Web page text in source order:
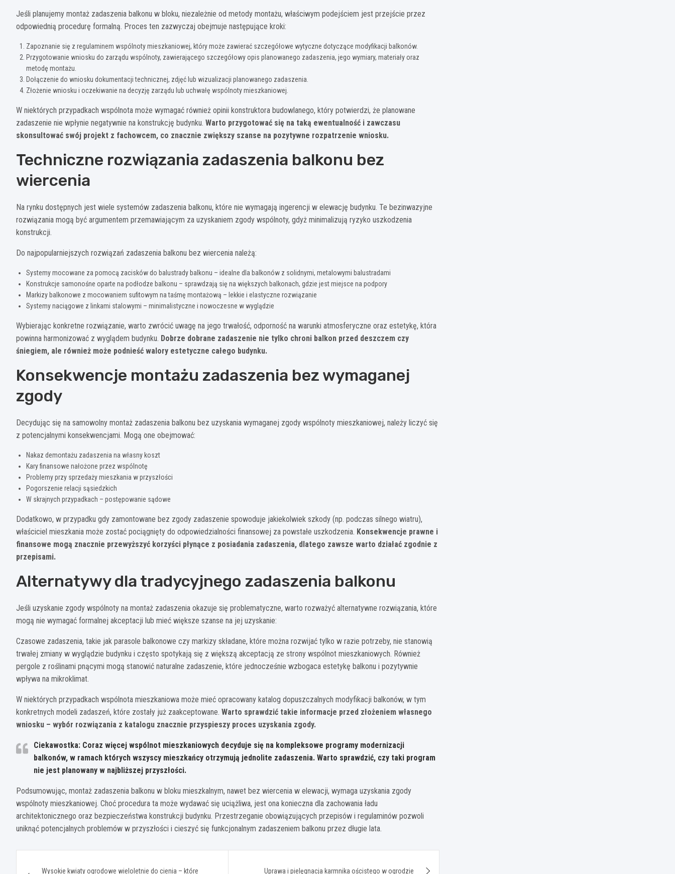
Jeśli planujemy montaż zadaszenia balkonu w bloku, niezależnie od metody montażu, właściwym podejściem jest przejście przez
odpowiednią procedurę formalną. Proces ten zazwyczaj obejmuje następujące kroki:
Zapoznanie się z regulaminem wspólnoty mieszkaniowej, który może zawierać szczegółowe wytyczne dotyczące modyfikacji balkonów.
Przygotowanie wniosku do zarządu wspólnoty, zawierającego szczegółowy opis planowanego zadaszenia, jego wymiary, materiały oraz
metodę montażu.
Dołączenie do wniosku dokumentacji technicznej, zdjęć lub wizualizacji planowanego zadaszenia.
Złożenie wniosku i oczekiwanie na decyzję zarządu lub uchwałę wspólnoty mieszkaniowej.
W niektórych przypadkach wspólnota może wymagać również opinii konstruktora budowlanego, który potwierdzi, że planowane
zadaszenie nie wpłynie negatywnie na konstrukcję budynku. Warto przygotować się na taką ewentualność i zawczasu
skonsultować swój projekt z fachowcem, co znacznie zwiększy szanse na pozytywne rozpatrzenie wniosku.
Techniczne rozwiązania zadaszenia balkonu bez
wiercenia
Na rynku dostępnych jest wiele systemów zadaszenia balkonu, które nie wymagają ingerencji w elewację budynku. Te bezinwazyjne
rozwiązania mogą być argumentem przemawiającym za uzyskaniem zgody wspólnoty, gdyż minimalizują ryzyko uszkodzenia
konstrukcji.
Do najpopularniejszych rozwiązań zadaszenia balkonu bez wiercenia należą:
Systemy mocowane za pomocą zacisków do balustrady balkonu – idealne dla balkonów z solidnymi, metalowymi balustradami
Konstrukcje samonośne oparte na podłodze balkonu – sprawdzają się na większych balkonach, gdzie jest miejsce na podpory
Markizy balkonowe z mocowaniem sufitowym na taśmę montażową – lekkie i elastyczne rozwiązanie
Systemy naciągowe z linkami stalowymi – minimalistyczne i nowoczesne w wyglądzie
Wybierając konkretne rozwiązanie, warto zwrócić uwagę na jego trwałość, odporność na warunki atmosferyczne oraz estetykę, która
powinna harmonizować z wyglądem budynku. Dobrze dobrane zadaszenie nie tylko chroni balkon przed deszczem czy
śniegiem, ale również może podnieść walory estetyczne całego budynku.
Konsekwencje montażu zadaszenia bez wymaganej
zgody
Decydując się na samowolny montaż zadaszenia balkonu bez uzyskania wymaganej zgody wspólnoty mieszkaniowej, należy liczyć się
z potencjalnymi konsekwencjami. Mogą one obejmować:
Nakaz demontażu zadaszenia na własny koszt
Kary finansowe nałożone przez wspólnotę
Problemy przy sprzedaży mieszkania w przyszłości
Pogorszenie relacji sąsiedzkich
W skrajnych przypadkach – postępowanie sądowe
Dodatkowo, w przypadku gdy zamontowane bez zgody zadaszenie spowoduje jakiekolwiek szkody (np. podczas silnego wiatru),
właściciel mieszkania może zostać pociągnięty do odpowiedzialności finansowej za powstałe uszkodzenia. Konsekwencje prawne i
finansowe mogą znacznie przewyższyć korzyści płynące z posiadania zadaszenia, dlatego zawsze warto działać zgodnie z
przepisami.
Alternatywy dla tradycyjnego zadaszenia balkonu
Jeśli uzyskanie zgody wspólnoty na montaż zadaszenia okazuje się problematyczne, warto rozważyć alternatywne rozwiązania, które
mogą nie wymagać formalnej akceptacji lub mieć większe szanse na jej uzyskanie:
Czasowe zadaszenia, takie jak parasole balkonowe czy markizy składane, które można rozwijać tylko w razie potrzeby, nie stanowią
trwałej zmiany w wyglądzie budynku i często spotykają się z większą akceptacją ze strony wspólnot mieszkaniowych. Również
pergole z roślinami pnącymi mogą stanowić naturalne zadaszenie, które jednocześnie wzbogaca estetykę balkonu i pozytywnie
wpływa na mikroklimat.
W niektórych przypadkach wspólnota mieszkaniowa może mieć opracowany katalog dopuszczalnych modyfikacji balkonów, w tym
konkretnych modeli zadaszeń, które zostały już zaakceptowane. Warto sprawdzić takie informacje przed złożeniem własnego
wniosku – wybór rozwiązania z katalogu znacznie przyspieszy proces uzyskania zgody.
Ciekawostka: Coraz więcej wspólnot mieszkaniowych decyduje się na kompleksowe programy modernizacji
balkonów, w ramach których wszyscy mieszkańcy otrzymują jednolite zadaszenia. Warto sprawdzić, czy taki program
nie jest planowany w najbliższej przyszłości.
Podsumowując, montaż zadaszenia balkonu w bloku mieszkalnym, nawet bez wiercenia w elewacji, wymaga uzyskania zgody
wspólnoty mieszkaniowej. Choć procedura ta może wydawać się uciążliwa, jest ona konieczna dla zachowania ładu
architektonicznego oraz bezpieczeństwa konstrukcji budynku. Przestrzeganie obowiązujących przepisów i regulaminów pozwoli
uniknąć potencjalnych problemów w przyszłości i cieszyć się funkcjonalnym zadaszeniem balkonu przez długie lata.
Wysokie kwiaty ogrodowe wieloletnie do cienia – które Uprawa i pielęgnacja karmnika ościstego w ogrodzie